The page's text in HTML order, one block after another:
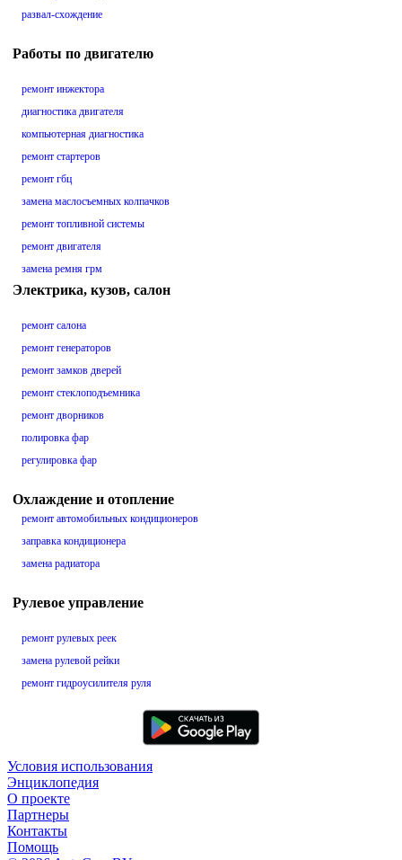
развал-схождение
Работы по двигателю
ремонт инжектора
диагностика двигателя
компьютерная диагностика
ремонт стартеров
ремонт гбц
замена маслосъемных колпачков
ремонт топливной системы
ремонт двигателя
замена ремня грм
Электрика, кузов, салон
ремонт салона
ремонт генераторов
ремонт замков дверей
ремонт стеклоподъемника
ремонт дворников
полировка фар
регулировка фар
Охлаждение и отопление
ремонт автомобильных кондиционеров
заправка кондиционера
замена радиатора
Рулевое управление
ремонт рулевых реек
замена рулевой рейки
ремонт гидроусилителя руля
Условия использования
Энциклопедия
О проекте
Партнеры
Контакты
Помощь